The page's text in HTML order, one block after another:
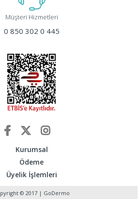
Müşteri Hizmetleri
0 850 302 0 445
Kurumsal
Ödeme
Üyelik İşlemleri
© 2017 | GoDermo